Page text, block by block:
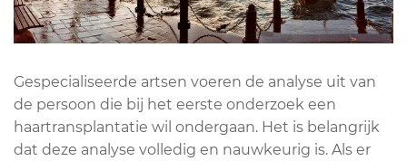
Gespecialiseerde artsen voeren de analyse uit van
de persoon die bij het eerste onderzoek een
haartransplantatie wil ondergaan. Het is belangrijk
dat deze analyse volledig en nauwkeurig is. Als er